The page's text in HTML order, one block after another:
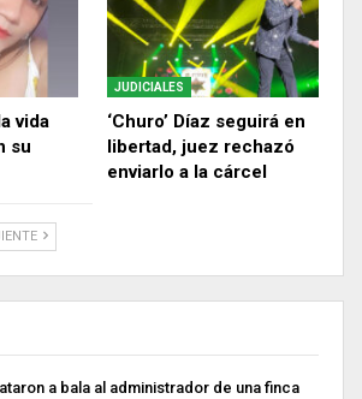
vida
su
JUDICIALES
‘Churo’ Díaz seguirá en
libertad, juez rechazó
enviarlo a la cárcel
a bala al administrador de una finca